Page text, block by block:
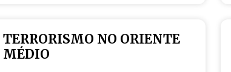
TERRORISMO NO ORIENTE
MÉDIO